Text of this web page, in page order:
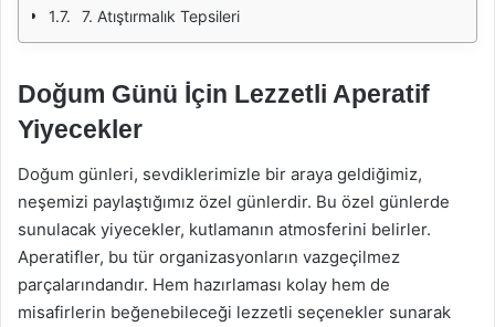
7. Atıştırmalık Tepsileri
Doğum Günü İçin Lezzetli Aperatif
Yiyecekler
Doğum günleri, sevdiklerimizle bir araya geldiğimiz,
neşemizi paylaştığımız özel günlerdir. Bu özel günlerde
sunulacak yiyecekler, kutlamanın atmosferini belirler.
Aperatifler, bu tür organizasyonların vazgeçilmez
parçalarındandır. Hem hazırlaması kolay hem de
misafirlerin beğenebileceği lezzetli seçenekler sunarak